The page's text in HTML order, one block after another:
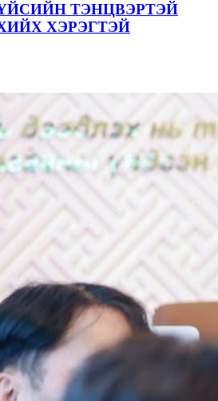
ТЭНЦВЭРТЭЙ
ХЭРЭГТЭЙ